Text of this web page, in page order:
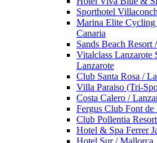
Sporthotel
Marina Elite Cycling
Canaria
Sands Beach Resort
Vitalclass Lanzarote
Lanzarote
Club Santa Rosa /
Villa Paraiso (Tri-
Costa Calero /
Fergus Club Font
Club Pollentia
Hotel & Spa Ferrer
Hotel Sur / Mallorca